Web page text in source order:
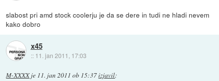
slabost pri amd stock coolerju je da se dere in tudi ne hladi nevem
kako dobro
x45
:: 11. jan 2011, 17:03
M-XXXXje 11. jan 2011 ob 15:37izjavil: